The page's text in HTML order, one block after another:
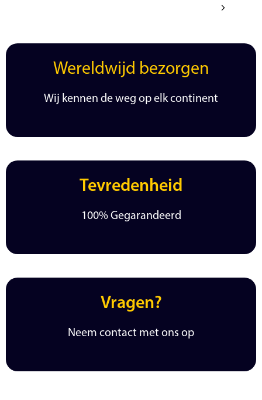
Wereldwijd bezorgen
Wij kennen de weg op elk continent
Tevredenheid
100% Gegarandeerd
Vragen?
Neem contact met ons op